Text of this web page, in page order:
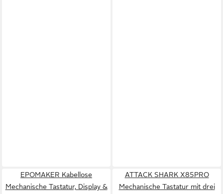
EPOMAKER Kabellose
Mechanische Tastatur, Display &
ATTACK SHARK X85PRO
Mechanische Tastatur mit drei